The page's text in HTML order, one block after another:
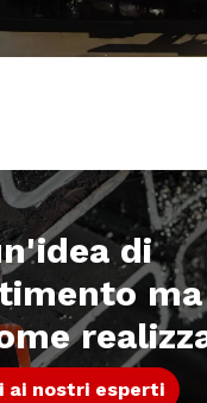
di
ai nostri esperti